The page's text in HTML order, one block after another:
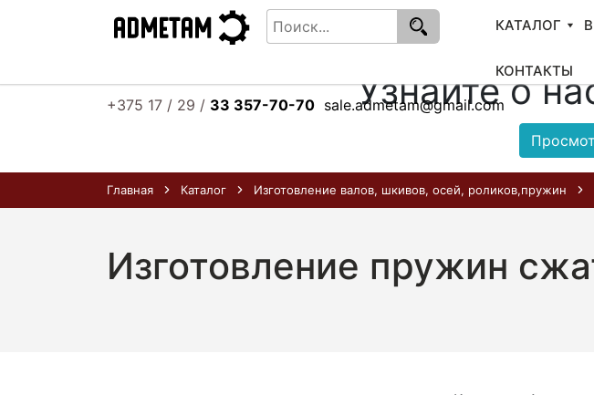
КАТАЛОГ
КОНТАКТЫ
+375 17 / 29 / 33 357-70-70 sale.admetam@gmail.com
Узнайте о
Главная Каталог Изготовление валов, шкивов, осей, роликов,пружин
Изготовление пружин